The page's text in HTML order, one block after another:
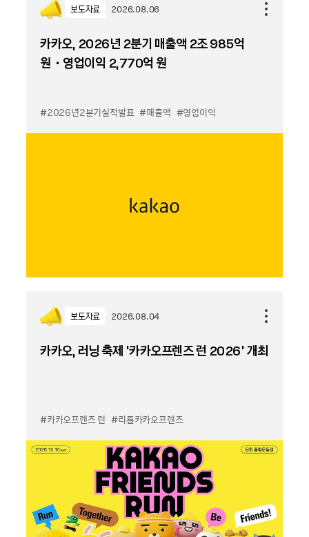
보도자료 2026.08.06
카카오, 2026년 2분기 매출액 2조 985억
원・영업이익 2,770억 원
#2026년2분기실적발표 #매출액 #영업이익
보도자료 2026.08.04
카카오, 러닝 축제 '카카오프렌즈 런 2026' 개최
#카카오프렌즈 런 #리틀카카오프렌즈